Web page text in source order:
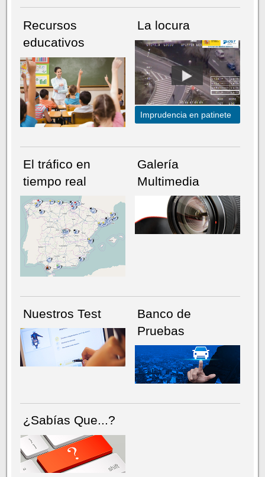
NÚMERO ACTUALHEMEROTECA
Recursos
educativos
La locura
Imprudencia en patinete
El tráfico en
tiempo real
Galería
Multimedia
Nuestros Test
Banco de
Pruebas
¿Sabías Que...?